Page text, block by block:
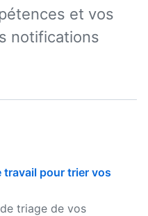
et vos
notifications
travail pour trier vos
triage de vos